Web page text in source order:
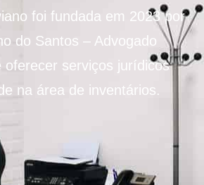
foi fundada em 2023 por
do Santos – Advogado
oferecer serviços jurídicos
na área de inventários.